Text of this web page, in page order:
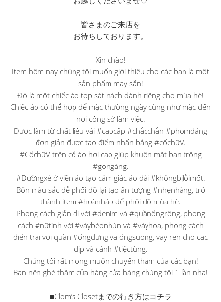
皆さまのご来店を
お待ちしております。
Xin chào!
Item hôm nay chúng tôi muốn giới thiệu cho các bạn là một
sản phẩm may sẵn!
Đó là một chiếc áo top sát nách dành riêng cho mùa hè!
Chiếc áo có thể hợp để mặc thường ngày cũng như mặc đến
nơi công sở làm việc.
Được làm từ chất liệu vải #caocấp #chắcchắn #phomdáng
đơn giản được tạo điểm nhấn bằng #cổchữV.
#CổchữV trên cổ áo hơi cao giúp khuôn mặt bạn trông
#gọngàng.
#Đườngxẻ ở viền áo tạo cảm giác áo dài #khôngbịlỗimốt.
Bốn màu sắc dễ phối đồ lại tạo ấn tượng #nhẹnhàng, trở
thành item #hoànhảo để phối đồ mùa hè.
Phong cách giản dị với #denim và #quầnốngrộng, phong
cách #nữtính với #váybèonhún và #váyhoa, phong cách
điển trai với quần #ốngđứng và ốngsuông, váy ren cho các
dịp và cảnh #tiệctùng.
Chúng tôi rất mong muốn chuyến thăm của các bạn!
Bạn nên ghé thăm cửa hàng cửa hàng chúng tôi 1 lần nha!
■Clom’s Closetまでの行き方はコチラ